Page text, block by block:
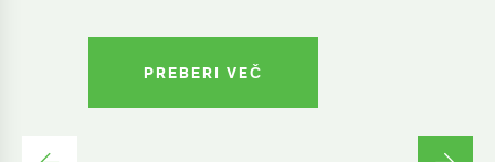
PREBERI VEČ